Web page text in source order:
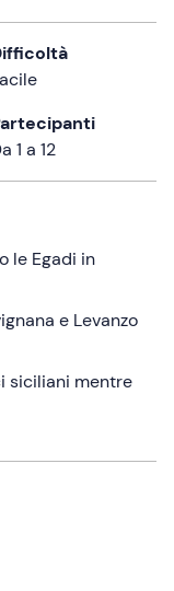
1 a 12
le Egadi in
e Levanzo
siciliani mentre